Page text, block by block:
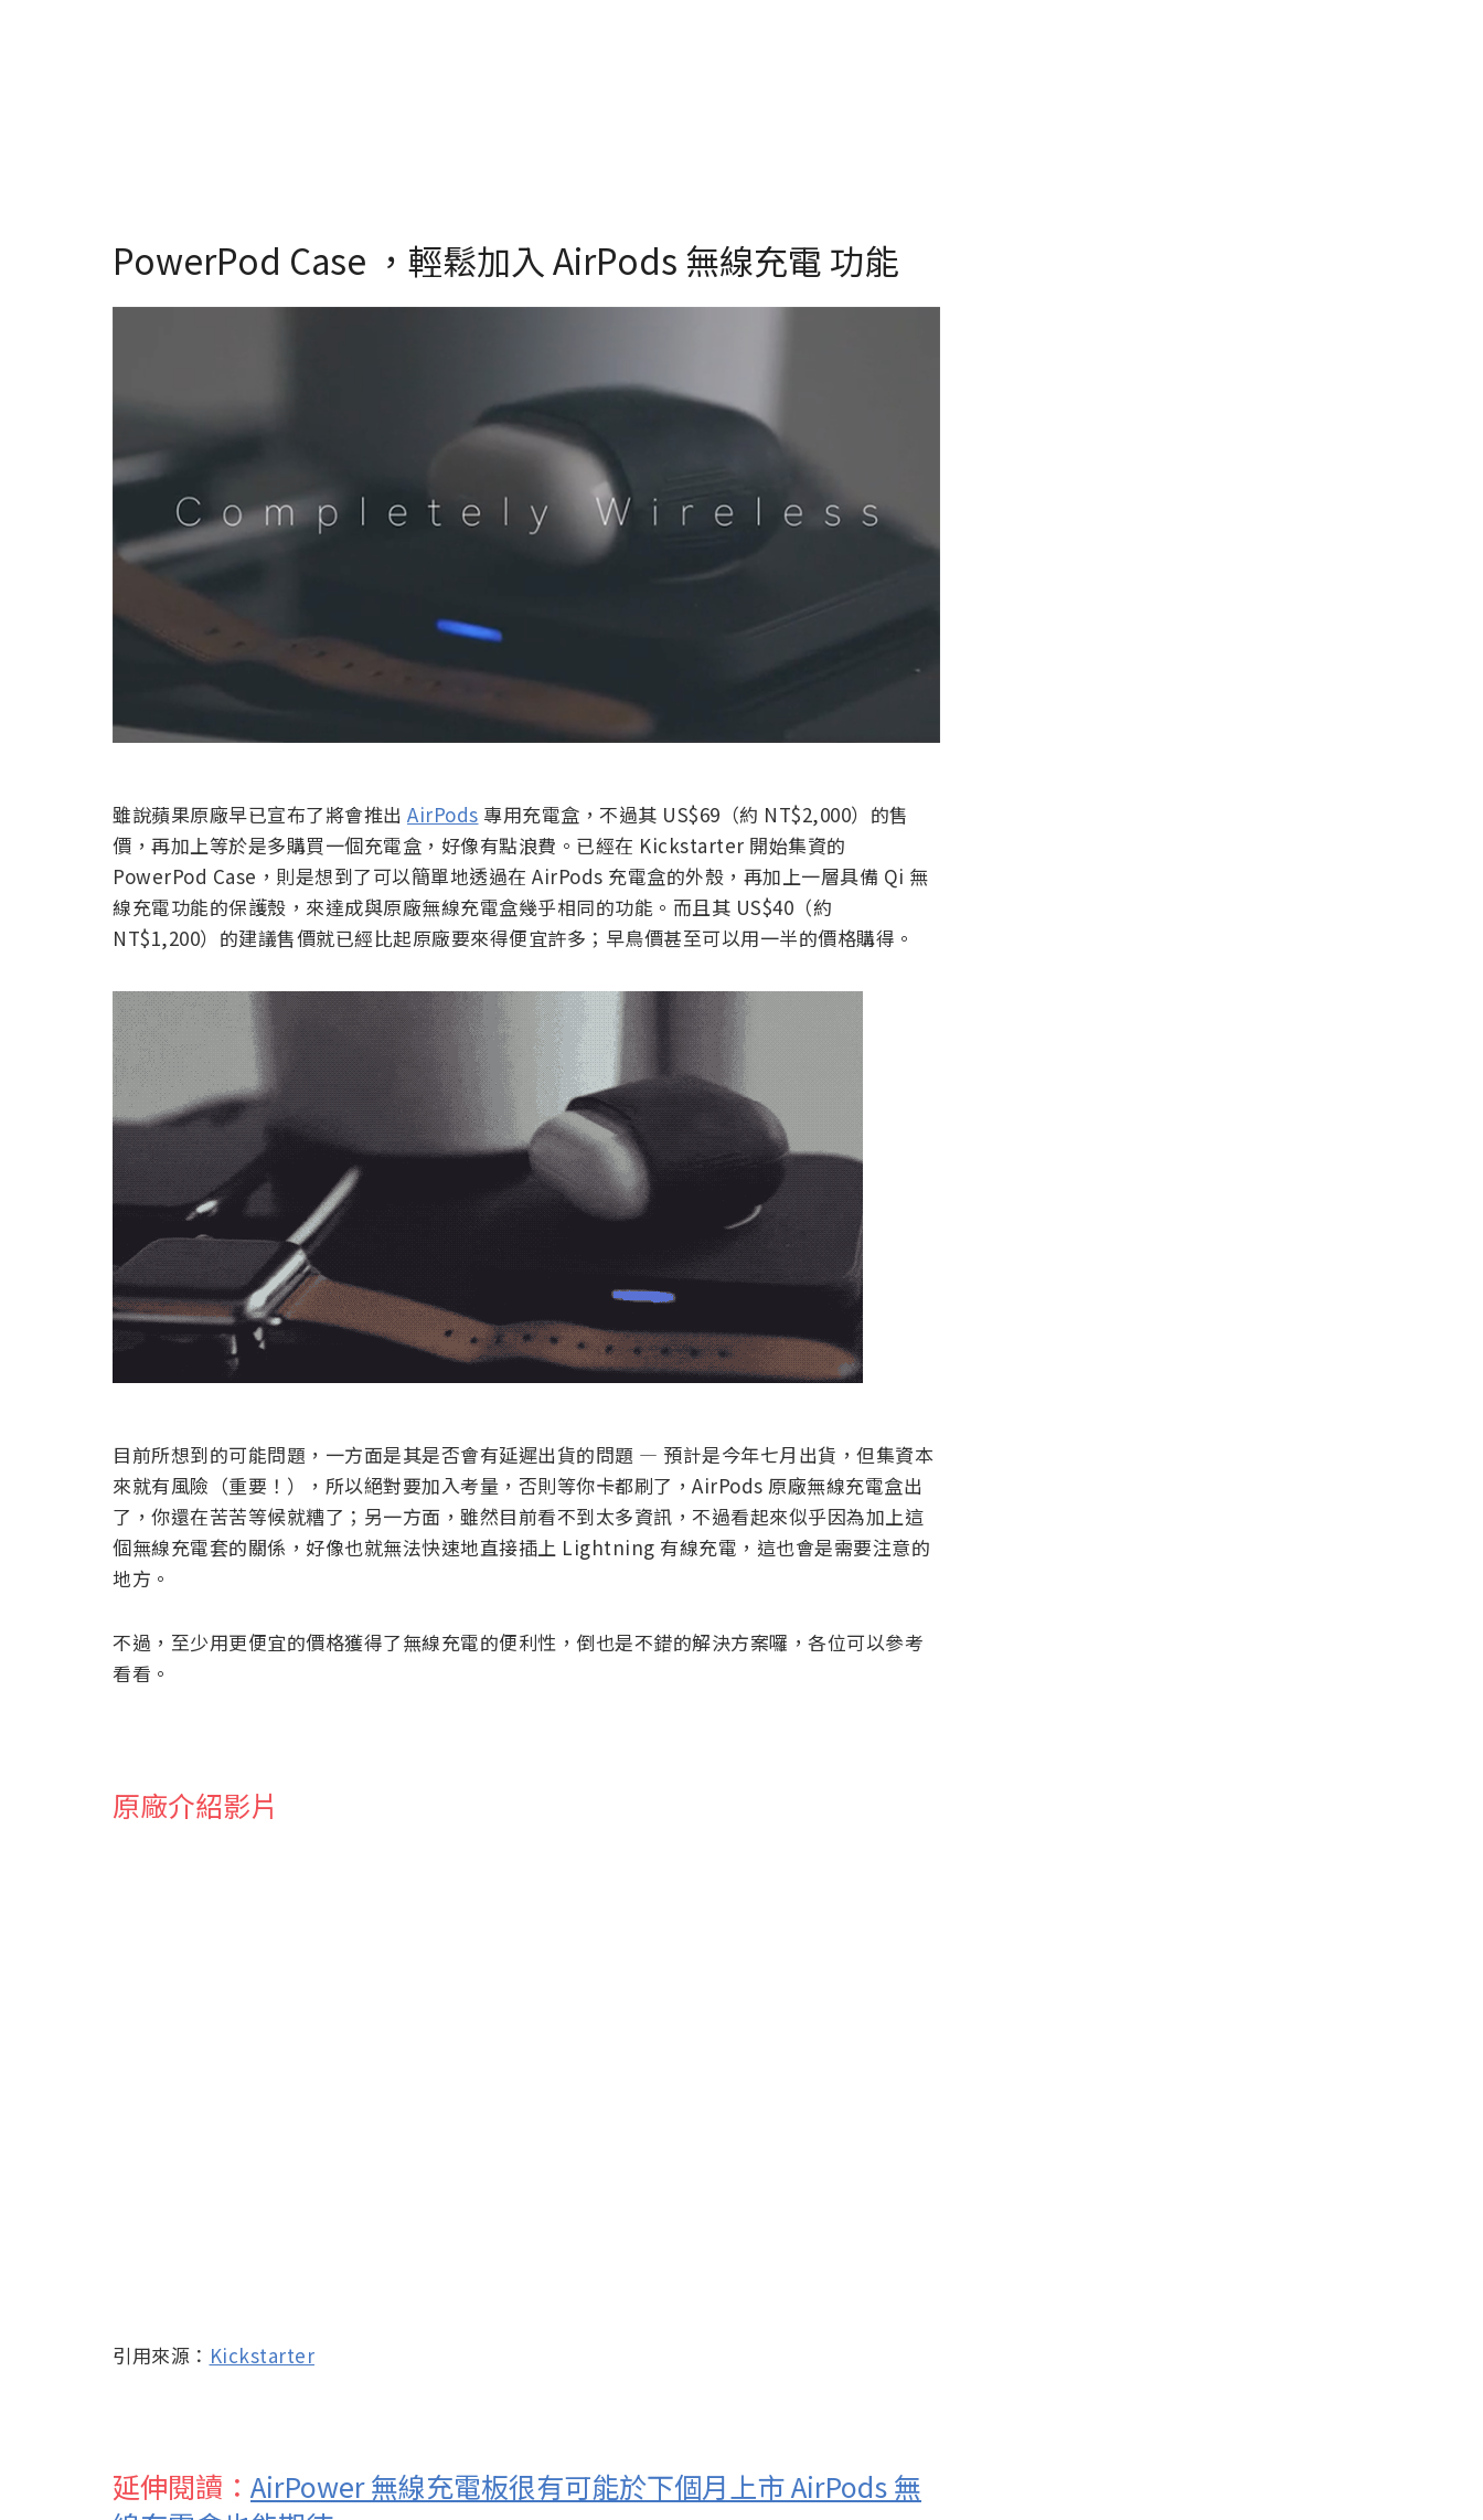
PowerPod Case ，輕鬆加入 AirPods 無線充電 功能
雖說蘋果原廠早已宣布了將會推出 AirPods 專用充電盒，不過其 US$69（約 NT$2,000）的售
價，再加上等於是多購買一個充電盒，好像有點浪費。已經在 Kickstarter 開始集資的
PowerPod Case，則是想到了可以簡單地透過在 AirPods 充電盒的外殼，再加上一層具備 Qi 無
線充電功能的保護殼，來達成與原廠無線充電盒幾乎相同的功能。而且其 US$40（約
NT$1,200）的建議售價就已經比起原廠要來得便宜許多；早鳥價甚至可以用一半的價格購得。
目前所想到的可能問題，一方面是其是否會有延遲出貨的問題 — 預計是今年七月出貨，但集資本
來就有風險（重要！），所以絕對要加入考量，否則等你卡都刷了，AirPods 原廠無線充電盒出
了，你還在苦苦等候就糟了；另一方面，雖然目前看不到太多資訊，不過看起來似乎因為加上這
個無線充電套的關係，好像也就無法快速地直接插上 Lightning 有線充電，這也會是需要注意的
地方。
不過，至少用更便宜的價格獲得了無線充電的便利性，倒也是不錯的解決方案囉，各位可以參考
看看。
原廠介紹影片
引用來源： Kickstarter
延伸閱讀： AirPower 無線充電板很有可能於下個月上市 AirPods 無